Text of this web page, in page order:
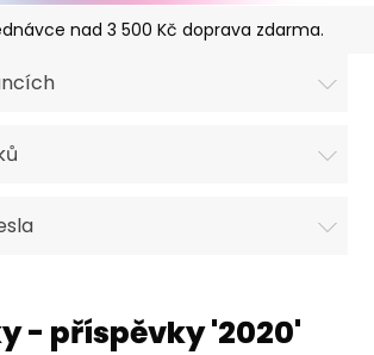
nad 3 500 Kč doprava zdarma.
- příspěvky '2020'